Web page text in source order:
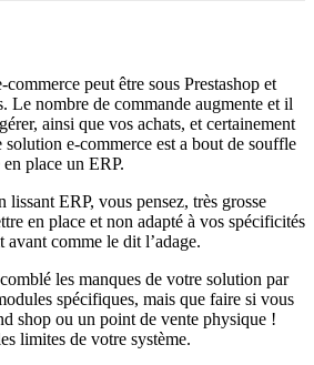
commerce peut être sous Prestashop et
Le nombre de commande augmente et il
ainsi que vos achats, et certainement
e-commerce est a bout de souffle
place un ERP.
ERP, vous pensez, très grosse
en place et non adapté à vos spécificités
avant comme le dit l’adage.
les manques de votre solution par
spécifiques, mais que faire si vous
shop ou un point de vente physique !
limites de votre système.